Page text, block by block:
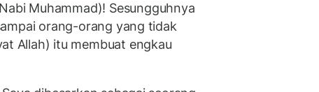
Muhammad)! Sesungguhnya
orang-orang yang tidak
Allah) itu membuat engkau